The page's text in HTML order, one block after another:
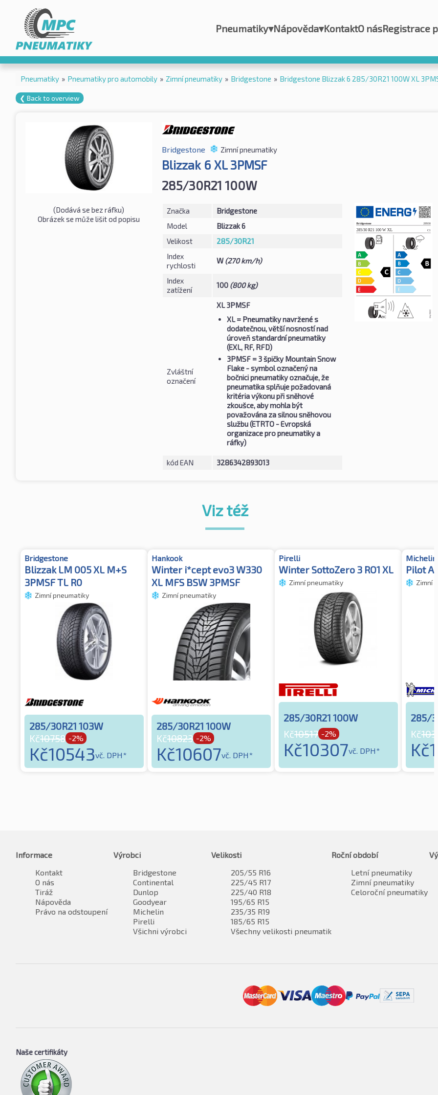
Pneumatiky▾Nápověda▾KontaktO násRegistrace
Pneumatiky » Pneumatiky pro automobily » Zimní pneumatiky » Bridgestone » Bridgestone Blizzak 6 285/30R21 100W XL
❮ Back to overview
(Dodává se bez ráfku)
Obrázek se může lišit od popisu
Bridgestone Zimní pneumatiky
Blizzak 6 XL 3PMSF
285/30R21 100W
Značka
Bridgestone
Model
Blizzak 6
Velikost
285/30R21
Index
rychlosti
W(270 km/h)
Index
zatížení
100 (800 kg)
Zvláštní
označení
XL 3PMSF
XL= Pneumatiky navržené s
dodatečnou, větší nosností nad
úroveň standardní pneumatiky
(EXL, RF, RFD)
3PMSF= 3 špičky Mountain Snow
Flake - symbol označený na
bočnici pneumatiky označuje, že
pneumatika splňuje požadovaná
kritéria výkonu při sněhové
zkoušce, aby mohla být
považována za silnou sněhovou
službu (ETRTO - Evropská
organizace pro pneumatiky a
ráfky)
kód EAN 3286342893013
Viz též
Bridgestone
Blizzak LM 005 XL M+S
3PMSF TL R0
Zimní pneumatiky
285/30R21 103W
Kč10758 -2%
Kč10543vč. DPH*
Hankook
Winter i*cept evo3 W330
XL MFS BSW 3PMSF
Zimní pneumatiky
285/30R21 100W
Kč10823 -2%
Kč10607vč. DPH*
Pirelli
Winter SottoZero 3 RO1 XL
Zimní pneumatiky
285/30R21 100W
Kč10517 -2%
Kč10307vč. DPH*
Michelin
Pilot
Zimní
285/
Kč
Kč
Informace
Kontakt
O nás
Tiráž
Nápověda
Právo na odstoupení
Výrobci
Bridgestone
Continental
Dunlop
Goodyear
Michelin
Pirelli
Všichni výrobci
Velikosti
205/55 R16
225/45 R17
225/40 R18
195/65 R15
235/35 R19
185/65 R15
Všechny velikosti pneumatik
Roční období
Letní pneumatiky
Zimní pneumatiky
Celoroční pneumatiky
Naše certifikáty